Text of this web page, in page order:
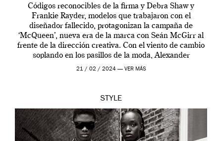
Códigos reconocibles de la firma y Debra Shaw y
Frankie Rayder, modelos que trabajaron con el
diseñador fallecido, protagonizan la campaña de
‘McQueen’, nueva era de la marca con Seán McGirr al
frente de la dirección creativa. Con el viento de cambio
soplando en los pasillos de la moda, Alexander
McQueen se prepara para una […]
21 / 02 / 2024 — VER MÁS
STYLE